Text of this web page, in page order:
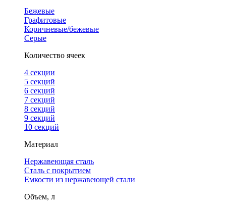
Бежевые
Графитовые
Коричневые/бежевые
Серые
Количество ячеек
4 cекции
5 секций
6 секций
7 секций
8 секций
9 секций
10 секций
Материал
Нержавеющая сталь
Сталь с покрытием
Емкости из нержавеющей стали
Объем, л